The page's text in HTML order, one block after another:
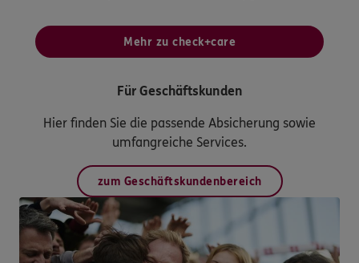
Mehr zu check+care
Für Geschäftskunden
Hier finden Sie die passende Absicherung sowie
umfangreiche Services.
zum Geschäftskundenbereich